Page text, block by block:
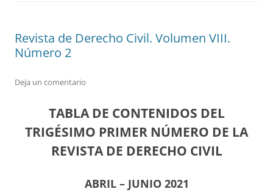
Revista de Derecho Civil. Volumen VIII.
Número 2
Deja un comentario
TABLA DE CONTENIDOS DEL
TRIGÉSIMO PRIMER NÚMERO DE LA
REVISTA DE DERECHO CIVIL
ABRIL – JUNIO 2021